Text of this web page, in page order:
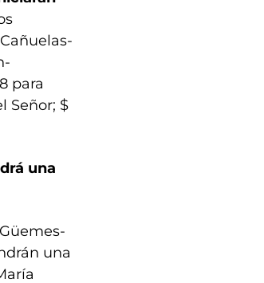
para
Señor; $
una
una